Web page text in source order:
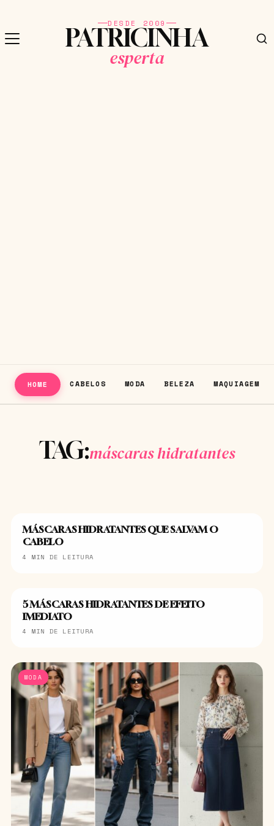
DESDE 2009
PATRICINHA
esperta
HOME CABELOS MODA BELEZA MAQUIAGEM
TAG:máscaras hidratantes
CABELOS
MÁSCARAS HIDRATANTES QUE SALVAM O
CABELO
4 MIN DE LEITURA
CABELOS
5 MÁSCARAS HIDRATANTES DE EFEITO
IMEDIATO
4 MIN DE LEITURA
MODA